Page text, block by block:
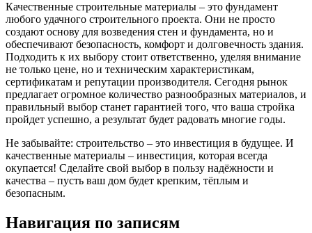
Качественные строительные материалы – это фундамент
любого удачного строительного проекта. Они не просто
создают основу для возведения стен и фундамента, но и
обеспечивают безопасность, комфорт и долговечность здания.
Подходить к их выбору стоит ответственно, уделяя внимание
не только цене, но и техническим характеристикам,
сертификатам и репутации производителя. Сегодня рынок
предлагает огромное количество разнообразных материалов, и
правильный выбор станет гарантией того, что ваша стройка
пройдет успешно, а результат будет радовать многие годы.
Не забывайте: строительство – это инвестиция в будущее. И
качественные материалы – инвестиция, которая всегда
окупается! Сделайте свой выбор в пользу надёжности и
качества – пусть ваш дом будет крепким, тёплым и
безопасным.
Навигация по записям